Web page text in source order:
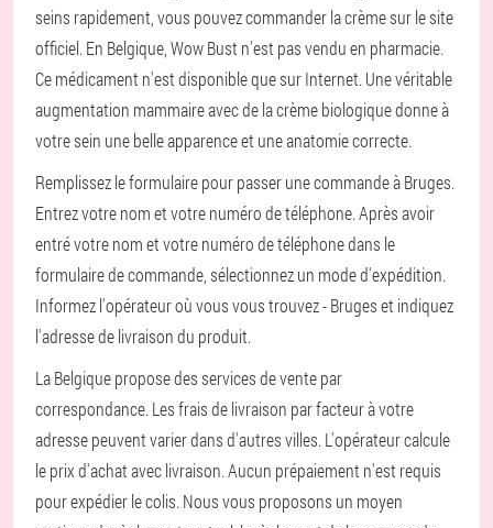
seins rapidement, vous pouvez commander la crème sur le site
officiel. En Belgique, Wow Bust n'est pas vendu en pharmacie.
Ce médicament n'est disponible que sur Internet. Une véritable
augmentation mammaire avec de la crème biologique donne à
votre sein une belle apparence et une anatomie correcte.
Remplissez le formulaire pour passer une commande à Bruges.
Entrez votre nom et votre numéro de téléphone. Après avoir
entré votre nom et votre numéro de téléphone dans le
formulaire de commande, sélectionnez un mode d'expédition.
Informez l'opérateur où vous vous trouvez - Bruges et indiquez
l'adresse de livraison du produit.
La Belgique propose des services de vente par
correspondance. Les frais de livraison par facteur à votre
adresse peuvent varier dans d'autres villes. L'opérateur calcule
le prix d'achat avec livraison. Aucun prépaiement n'est requis
pour expédier le colis. Nous vous proposons un moyen